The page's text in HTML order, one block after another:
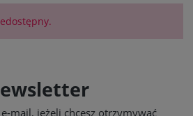
mail, jeżeli chcesz otrzymywać